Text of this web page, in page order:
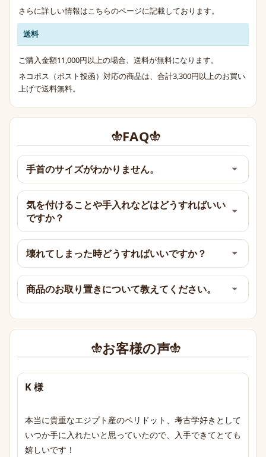
さらに詳しい情報は こちらのページに記載しております。
送料
ご購入金額11,000円以上の場合、送料が無料になります。
ネコポス（ポスト投函）対応の商品は、合計3,300円以上のお買い
上げで送料無料。
FAQ
手首のサイズがわかりません。
気を付けることや手入れなどはどうすればいい
ですか？
壊れてしまった時どうすればいいですか？
商品のお取り置きについて教えてください。
お客様の声
K 様
本当に貴重なエジプト産のペリドット、考古学好きとして
いつか手に入れたいと思っていたので、入手できてとても
嬉しいです！